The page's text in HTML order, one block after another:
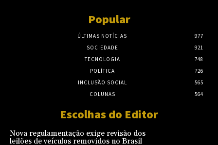
Popular
ÚLTIMAS NOTÍCIAS
977
SOCIEDADE
921
TECNOLOGIA
748
POLÍTICA
726
INCLUSÃO SOCIAL
565
COLUNAS
564
Escolhas do Editor
Nova regulamentação exige revisão dos
leilões de veículos removidos no Brasil